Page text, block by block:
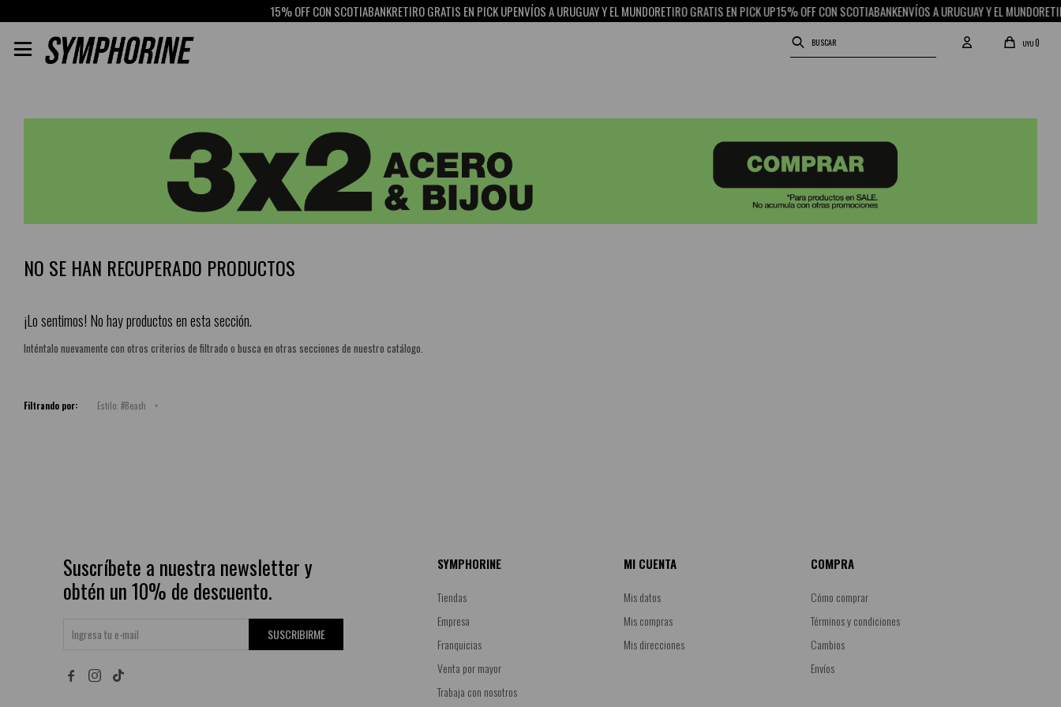
15% OFF CON SCOTIABANKRETIRO GRATIS EN PICK UPENVÍOS A URUGUAY Y EL MUNDORETIRO GRATIS EN PICK UP15% OFF CON SCOTIABANKENVÍOS A URUGUAY Y EL MUNDO
UYU0

NO SE HAN RECUPERADO PRODUCTOS
¡Lo sentimos! No hay productos en esta sección.
Inténtalo nuevamente con otros criterios de filtrado o busca en otras secciones de nuestro catálogo.
Filtrando por: Estilo: #Beach
Suscríbete a nuestra newsletter y
obtén un 10% de descuento.
SUSCRIBIRME
 
SYMPHORINE
Tiendas
Empresa
Franquicias
Venta por mayor
Trabaja con nosotros
MI CUENTA
Mis datos
Mis compras
Mis direcciones
COMPRA
Cómo comprar
Términos y condiciones
Cambios
Envíos